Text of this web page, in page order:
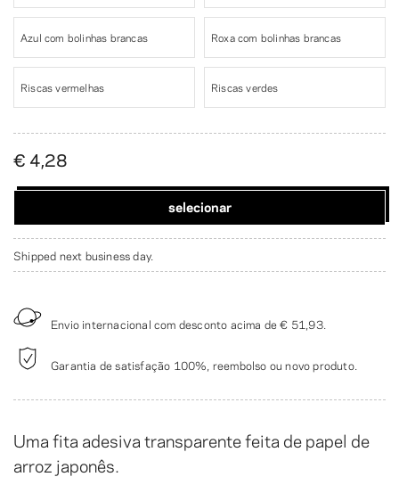
Uma fita adesiva transparente feita de papel de
arroz japonês.
Azul com bolinhas brancas Roxa com bolinhas brancas
Riscas vermelhas Riscas verdes
€ 4,28
selecionar
Shipped next business day.
Envio internacional com desconto acima de€ 51,93.
Garantia de satisfação 100%, reembolso ou novo produto.